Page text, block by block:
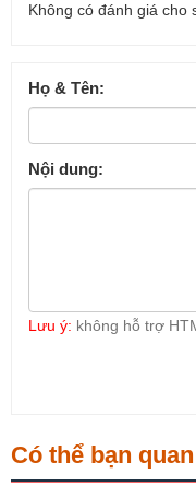
Không có đánh giá cho
Họ & Tên:
Nội dung:
Lưu ý: không hỗ trợ
Có thể bạn